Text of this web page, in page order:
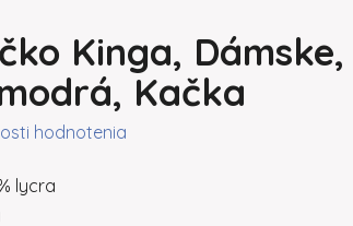
Kinga, Dámske,
Kačka
je 0,0 z 5 hviezdičiek.
hodnotenia
lycra